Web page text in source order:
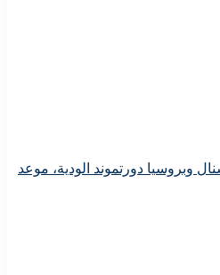
وبروسيا دورتموند الودية، موعد